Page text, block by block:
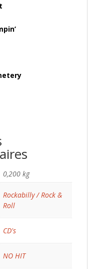
0,200 kg
Rockabilly / Rock &
Roll
CD's
NO HIT